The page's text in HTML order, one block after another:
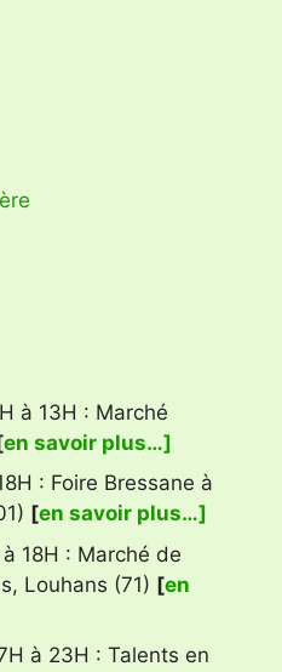
à 13H : Marché
en savoir plus…]
: Foire Bressane à
[en savoir plus…]
18H : Marché de
Louhans (71) [en
à 23H : Talents en